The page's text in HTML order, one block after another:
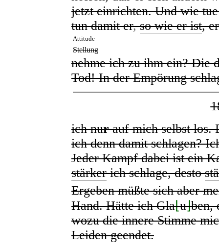
jetzt einrichten. Und wie
tun damit er, so wie er ist,
Attitude
Stellung
nehme ich zu ihm ein? Die
Tod! In der Empörung
ich nurauf mich selbst los.
ich denn damit schlagen?
Jeder Kampf dabei ist ein
stärkerich schlage, desto
Ergeben müßte sich aber
Hand. Hätte ich Gla⌊u⌋ben,
wozu die innere Stimme
Leiden geendet.